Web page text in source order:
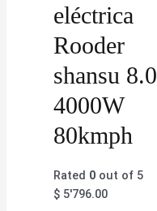
eléctrica
Rooder
shansu 8.0
4000W
80kmph
Rated 0 out of 5
$ 5'796.00